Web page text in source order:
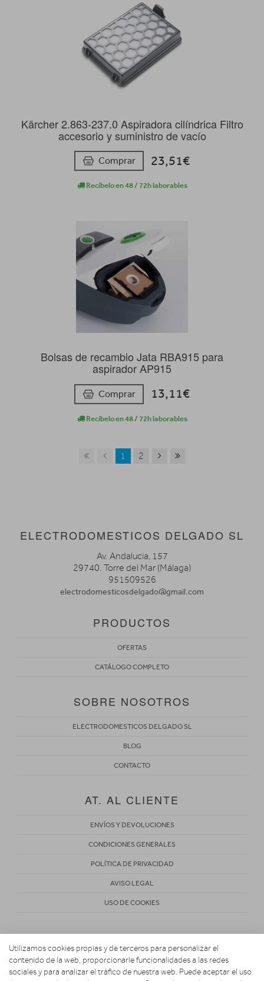
Kärcher 2.863-237.0 Aspiradora cilíndrica Filtro
accesorio y suministro de vacío
Comprar 23,51€
Recíbelo en 48 / 72h laborables
Bolsas de recambio Jata RBA915 para
aspirador AP915
Comprar 13,11€
Recíbelo en 48 / 72h laborables
1 2
ELECTRODOMESTICOS DELGADO SL
Av. Andalucia, 157
29740. Torre del Mar (Málaga)
951509526
electrodomesticosdelgado@gmail.com
PRODUCTOS
OFERTAS
CATÁLOGO COMPLETO
SOBRE NOSOTROS
ELECTRODOMESTICOS DELGADO SL
BLOG
CONTACTO
AT. AL CLIENTE
ENVÍOS Y DEVOLUCIONES
CONDICIONES GENERALES
POLÍTICA DE PRIVACIDAD
AVISO LEGAL
USO DE COOKIES
Utilizamos cookies propias y de terceros para personalizar el
contenido de la web, proporcionarle funcionalidades a las redes
sociales y para analizar el tráfico de nuestra web. Puede aceptar el uso